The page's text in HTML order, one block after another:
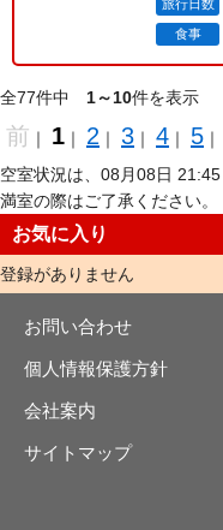
旅行日数
食事
全77件中 1～10件を表示
前 ｜ 1 ｜ 2 ｜ 3 ｜ 4 ｜ 5 ｜
空室状況は、08月08日 21:45
満室の際はご了承ください。
お気に入り
登録がありません
お問い合わせ
個人情報保護方針
会社案内
サイトマップ